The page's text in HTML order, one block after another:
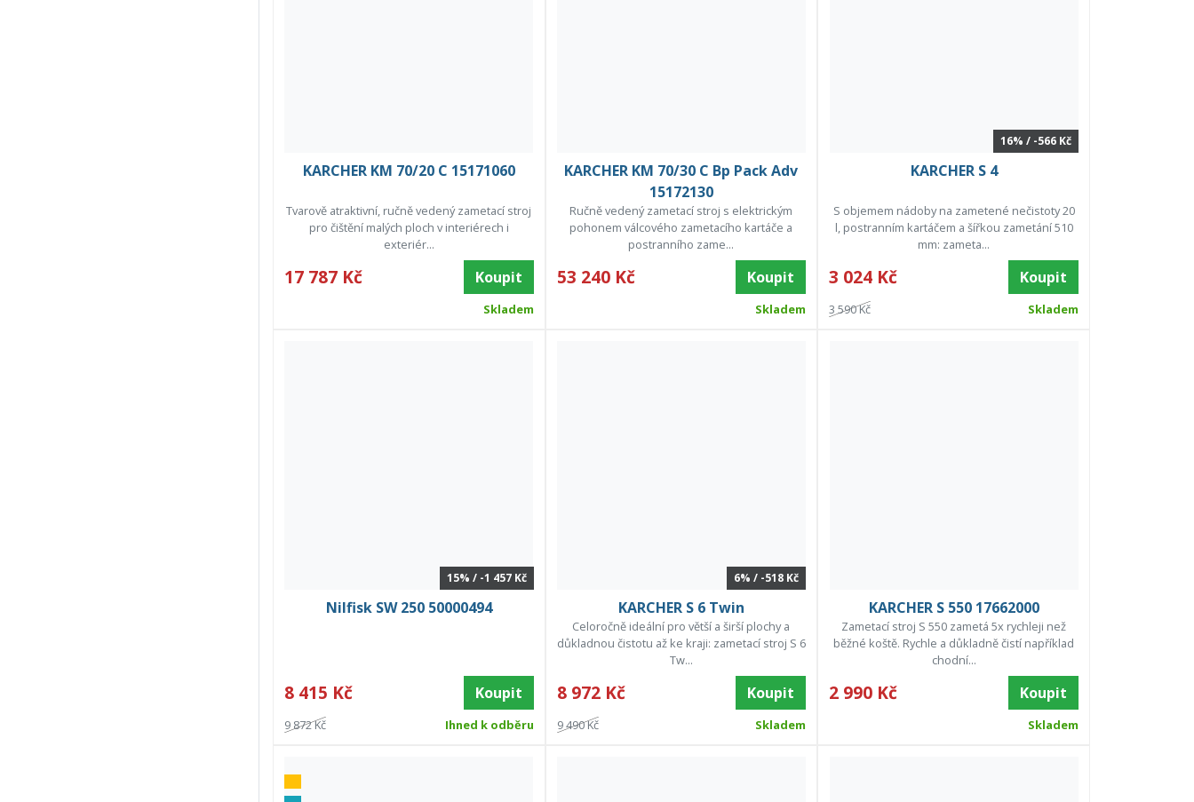
KARCHER KM 70/20 C 15171060
Tvarově atraktivní, ručně vedený zametací stroj
pro čištění malých ploch v interiérech i
exteriér...
17 787 Kč Koupit
Skladem
KARCHER KM 70/30 C Bp Pack Adv
15172130
Ručně vedený zametací stroj s elektrickým
pohonem válcového zametacího kartáče a
postranního zame...
53 240 Kč Koupit
Skladem
16% / -566 Kč
KARCHER S 4
S objemem nádoby na zametené nečistoty 20
l, postranním kartáčem a šířkou zametání 510
mm: zameta...
3 024 Kč Koupit
3 590 Kč Skladem
15% / -1 457 Kč
Nilfisk SW 250 50000494
8 415 Kč Koupit
9 872 Kč Ihned k odběru
6% / -518 Kč
KARCHER S 6 Twin
Celoročně ideální pro větší a širší plochy a
důkladnou čistotu až ke kraji: zametací stroj S 6
Tw...
8 972 Kč Koupit
9 490 Kč Skladem
KARCHER S 550 17662000
Zametací stroj S 550 zametá 5x rychleji než
běžné koště. Rychle a důkladně čistí například
chodní...
2 990 Kč Koupit
Skladem